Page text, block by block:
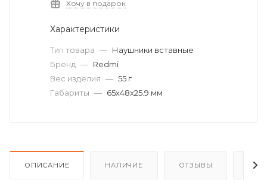
Хочу в подарок
Характеристики
Тип товара — Наушники вставные
Бренд — Redmi
Вес изделия — 55 г
Габариты — 65x48x25.9 мм
ОПИСАНИЕ НАЛИЧИЕ ОТЗЫВЫ